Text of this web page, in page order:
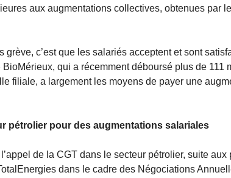
aux augmentations collectives, obtenues par
grève, c’est que les salariés acceptent et sont
qui a récemment déboursé plus de 111
filiale, a largement les moyens de payer une
pétrolier pour des augmentations salariales
de la CGT dans le secteur pétrolier, suite
dans le cadre des Négociations